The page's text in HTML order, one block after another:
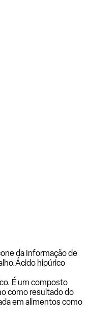
da Informação de
Ácido hipúrico
É um composto
como resultado do
em alimentos como